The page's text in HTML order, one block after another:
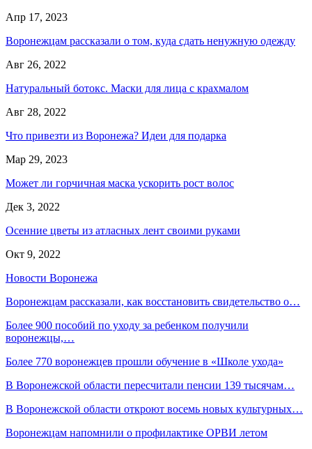
Апр 17, 2023
Воронежцам рассказали о том, куда сдать ненужную одежду
Авг 26, 2022
Натуральный ботокс. Маски для лица с крахмалом
Авг 28, 2022
Что привезти из Воронежа? Идеи для подарка
Мар 29, 2023
Может ли горчичная маска ускорить рост волос
Дек 3, 2022
Осенние цветы из атласных лент своими руками
Окт 9, 2022
Новости Воронежа
Воронежцам рассказали, как восстановить свидетельство о…
Более 900 пособий по уходу за ребенком получили
воронежцы,…
Более 770 воронежцев прошли обучение в «Школе ухода»
В Воронежской области пересчитали пенсии 139 тысячам…
В Воронежской области откроют восемь новых культурных…
Воронежцам напомнили о профилактике ОРВИ летом